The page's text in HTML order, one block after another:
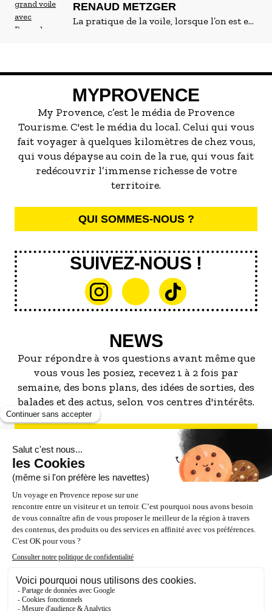
l'étang de l'Olivier à Istres. On vous
raconte !
RENAUD METZGER
La pratique de la voile, lorsque l’on est en
l’association « Voiles au Large » et de la
Société Nautique de la Ciotat, de
nombreuses structures existent. Suivez
l’un de nos rédacteurs Renaud Metzger
pour un baptême immersif.
MYPROVENCE
My Provence, c’est le média de Provence
Tourisme. C'est le média du local. Celui qui vous
fait voyager à quelques kilomètres de chez vous,
qui vous dépayse au coin de la rue, qui vous fait
redécouvrir l’immense richesse de votre
territoire.
QUI SOMMES-NOUS ?
SUIVEZ-NOUS !
NEWS
Pour répondre à vos questions avant même que
vous vous les posiez, recevez 1 à 2 fois par
semaine, des bons plans, des idées de sorties, des
balades et des actus, selon vos centres d'intérêts.
S'INSCRIRE À LA NEWSLETTER
NOS PARTENAIRES
ESPACE PRO / PRESSE